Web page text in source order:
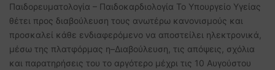
Παιδορευματολογία – Παιδοκαρδιολογία Το Υπουργείο Υγείας
θέτει προς διαβούλευση τους ανωτέρω κανονισμούς και
προσκαλεί κάθε ενδιαφερόμενο να αποστείλει ηλεκτρονικά,
μέσω της πλατφόρμας η–Διαβούλευση, τις απόψεις, σχόλια
και παρατηρήσεις του το αργότερο μέχρι τις 10 Αυγούστου